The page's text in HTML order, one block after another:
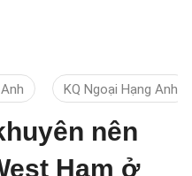
KQ Ngoại Hạng Anh
nên
Ham ở